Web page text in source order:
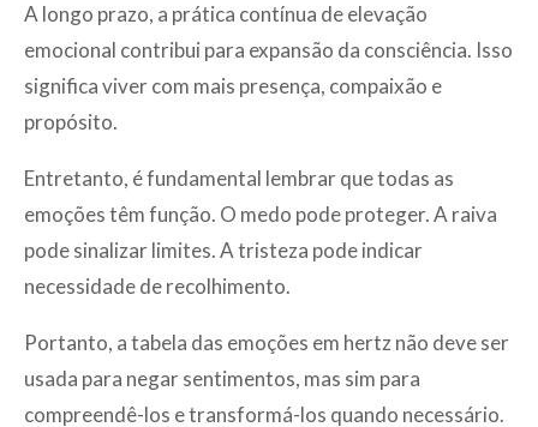
A longo prazo, a prática contínua de elevação
emocional contribui para expansão da consciência. Isso
significa viver com mais presença, compaixão e
propósito.
Entretanto, é fundamental lembrar que todas as
emoções têm função. O medo pode proteger. A raiva
pode sinalizar limites. A tristeza pode indicar
necessidade de recolhimento.
Portanto, a tabela das emoções em hertz não deve ser
usada para negar sentimentos, mas sim para
compreendê-los e transformá-los quando necessário.